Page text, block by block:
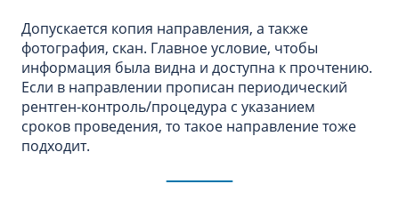
Допускается копия направления, а также
фотография, скан. Главное условие, чтобы
информация была видна и доступна к прочтению.
Если в направлении прописан периодический
рентген-контроль/процедура с указанием
сроков проведения, то такое направление тоже
подходит.